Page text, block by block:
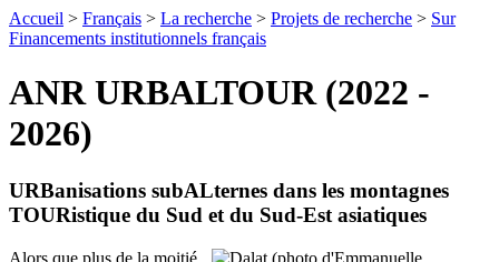
Accueil > Français > La recherche > Projets de recherche > Sur
Financements institutionnels français
ANR URBALTOUR (2022 -
2026)
URBanisations subALternes dans les montagnes
TOURistique du Sud et du Sud-Est asiatiques
Alors que plus de la moitié